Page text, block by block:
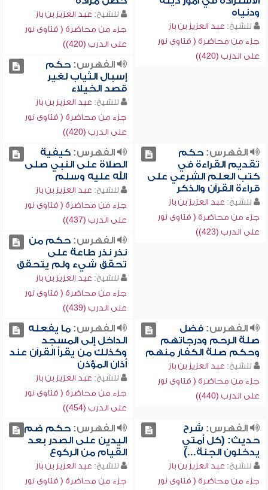
ودنياه
للشيخ: عبد العزيز بن باز
جزء من محاضرة ( فتاوى نور
على الدرب (420))
للشيخ: عبد العزيز بن باز
جزء من محاضرة ( فتاوى نور
على الدرب (420))
الفهرس:حكم
إسبال الثياب لغير
قصد الخيلاء
للشيخ: عبد العزيز بن باز
جزء من محاضرة ( فتاوى نور
على الدرب (420))
الفهرس:حكم
تقديم القراءة في
كتب العلم الشرعي على
قراءة القرآن والذكر
للشيخ: عبد العزيز بن باز
جزء من محاضرة ( فتاوى نور
على الدرب (423))
الفهرس:كيفية
الصلاة على النبي صلى
الله عليه وسلم
للشيخ: عبد العزيز بن باز
جزء من محاضرة ( فتاوى نور
على الدرب (437))
الفهرس:حكم من
نذر نذر طاعة على
تحقق شيء ولم يتحقق
للشيخ: عبد العزيز بن باز
جزء من محاضرة ( فتاوى نور
على الدرب (439))
الفهرس:فضل
صلة الرحم ودرجاتهم
وحكم صلة الكفار منهم
للشيخ: عبد العزيز بن باز
جزء من محاضرة ( فتاوى نور
على الدرب (440))
الفهرس:ما يفعله
الداخل إلى المسجد
وكذلك من يقرأ القرآن عند
أذان المؤذن
للشيخ: عبد العزيز بن باز
جزء من محاضرة ( فتاوى نور
على الدرب (454))
الفهرس: شرح
حديث: (كل أمتي
يدخلون الجنة...)
للشيخ: عبد العزيز بن باز
جزء من محاضرة ( فتاوى نور
الفهرس:حكم ضم
اليدين على الصدر بعد
القيام من الركوع
للشيخ: عبد العزيز بن باز
جزء من محاضرة ( فتاوى نور